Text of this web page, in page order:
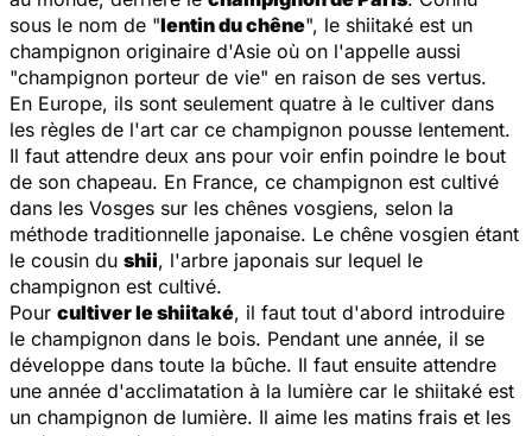
sous le nom de "lentin du chêne", le shiitaké est un
champignon originaire d'Asie où on l'appelle aussi
"champignon porteur de vie" en raison de ses vertus.
En Europe, ils sont seulement quatre à le cultiver dans
les règles de l'art car ce champignon pousse lentement.
Il faut attendre deux ans pour voir enfin poindre le bout
de son chapeau. En France, ce champignon est cultivé
dans les Vosges sur les chênes vosgiens, selon la
méthode traditionnelle japonaise. Le chêne vosgien étant
le cousin du shii, l'arbre japonais sur lequel le
champignon est cultivé.
Pour cultiver le shiitaké, il faut tout d'abord introduire
le champignon dans le bois. Pendant une année, il se
développe dans toute la bûche. Il faut ensuite attendre
une année d'acclimatation à la lumière car le shiitaké est
un champignon de lumière. Il aime les matins frais et les